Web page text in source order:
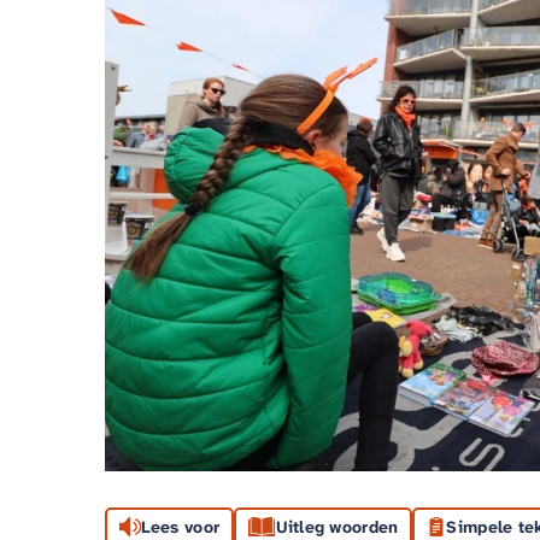
Lees voor Uitleg woorden Simpele